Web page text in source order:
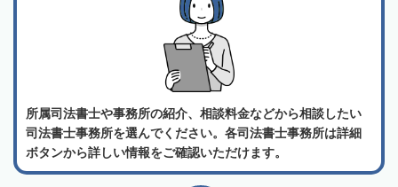
所属司法書士や事務所の紹介、相談料金などから相談したい
司法書士事務所を選んでください。各司法書士事務所は詳細
ボタンから詳しい情報をご確認いただけます。